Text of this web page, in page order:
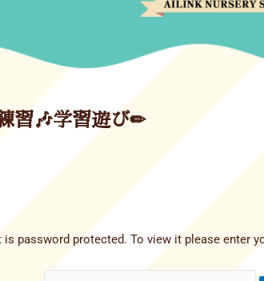
習🎶学習遊び✏
password protected. To view it please enter